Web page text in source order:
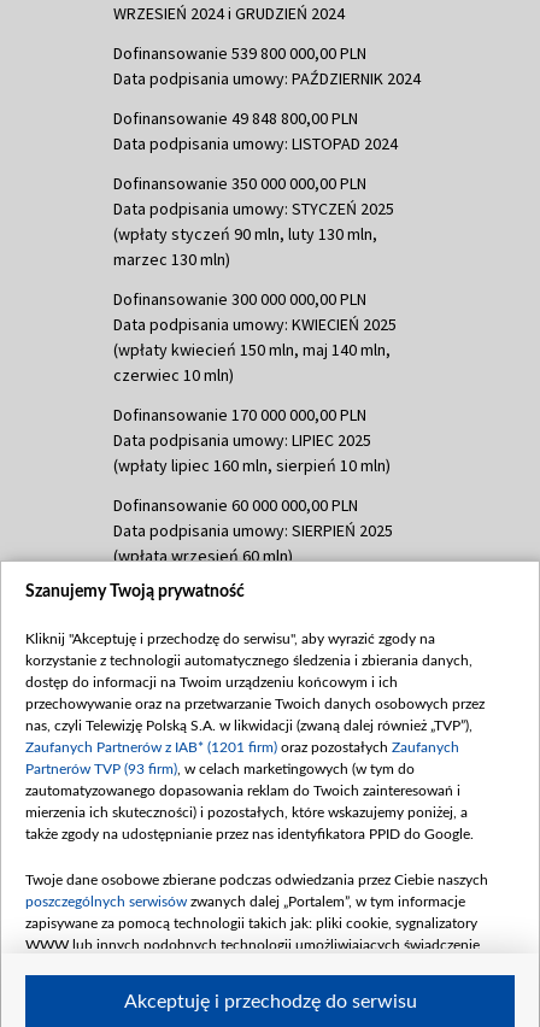
WRZESIEŃ 2024 i GRUDZIEŃ 2024
Dofinansowanie 539 800 000,00 PLN
Data podpisania umowy: PAŹDZIERNIK 2024
Dofinansowanie 49 848 800,00 PLN
Data podpisania umowy: LISTOPAD 2024
Dofinansowanie 350 000 000,00 PLN
Data podpisania umowy: STYCZEŃ 2025
(wpłaty styczeń 90 mln, luty 130 mln,
marzec 130 mln)
Dofinansowanie 300 000 000,00 PLN
Data podpisania umowy: KWIECIEŃ 2025
(wpłaty kwiecień 150 mln, maj 140 mln,
czerwiec 10 mln)
Dofinansowanie 170 000 000,00 PLN
Data podpisania umowy: LIPIEC 2025
(wpłaty lipiec 160 mln, sierpień 10 mln)
Dofinansowanie 60 000 000,00 PLN
Data podpisania umowy: SIERPIEŃ 2025
(wpłata wrzesień 60 mln)
Dofinansowanie 635 783 051,21 PLN
(wpłata wrzesień 100 mln, październik 350
mln, listopad 265 mln)
Dofinansowanie 48 862 000,00 PLN
Data podpisania umowy: GRUDZIEŃ 2025
(wpłata grudzień 60,548 mln)
Dofinansowanie 900 000 000,00 PLN
Data podpisania umowy: LUTY 2026 (wpłata
kwiecień 180 mln, 7 maja 180 mln, 8
czerwca 90 mln)
Dofinansowanie 250 000 000,00 PLN
4 sierpnia 250 mln
Szanujemy Twoją prywatność
Kliknij "Akceptuję i przechodzę do serwisu", aby wyrazić zgody na
korzystanie z technologii automatycznego śledzenia i zbierania danych,
dostęp do informacji na Twoim urządzeniu końcowym i ich
przechowywanie oraz na przetwarzanie Twoich danych osobowych przez
nas, czyli Telewizję Polską S.A. w likwidacji (zwaną dalej również „TVP”),
Zaufanych Partnerów z IAB* (1201 firm) oraz pozostałych Zaufanych
Partnerów TVP (93 firm) , w celach marketingowych (w tym do
zautomatyzowanego dopasowania reklam do Twoich zainteresowań i
mierzenia ich skuteczności) i pozostałych, które wskazujemy poniżej, a
także zgody na udostępnianie przez nas identyfikatora PPID do Google.
Twoje dane osobowe zbierane podczas odwiedzania przez Ciebie naszych
poszczególnych serwisów zwanych dalej „Portalem”, w tym informacje
zapisywane za pomocą technologii takich jak: pliki cookie, sygnalizatory
WWW lub innych podobnych technologii umożliwiających świadczenie
Akceptuję i przechodzę do serwisu